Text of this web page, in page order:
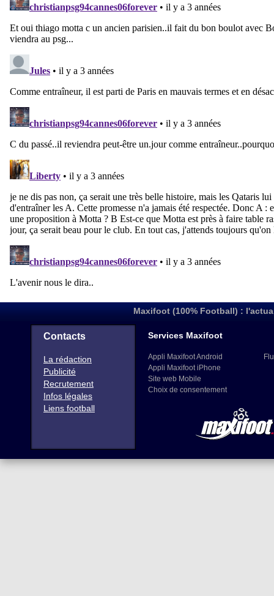
Maxifoot (100% Football) :
Contacts
La rédaction
Publicité
Recrutement
Infos légales
Liens football
Services Maxifoot
Appli Maxifoot Android
Appli Maxifoot iPhone
Site web Mobile
Choix de consentement